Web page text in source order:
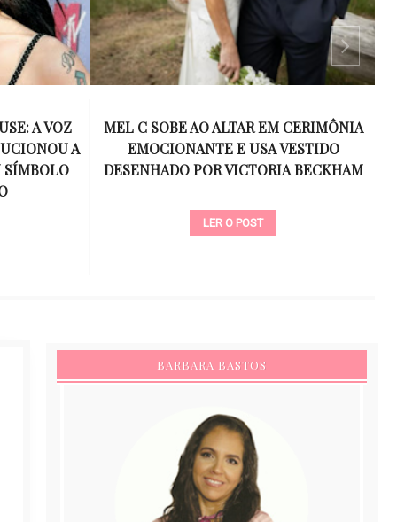
A VOZ
A
SÍMBOLO
MEL C SOBE AO ALTAR EM CERIMÔNIA
EMOCIONANTE E USA VESTIDO
DESENHADO POR VICTORIA BECKHAM
LER O POST
BARBARA BASTOS